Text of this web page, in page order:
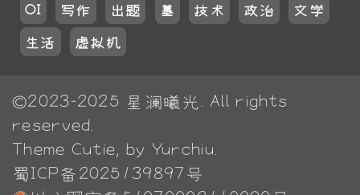
OI 写作 出题 墓 技术 政治
文学
生活
虚拟机
©2023-2025 星澜曦光 . All rights
reserved.
Theme Cutie, by Yurchiu.
蜀ICP备2025139897号